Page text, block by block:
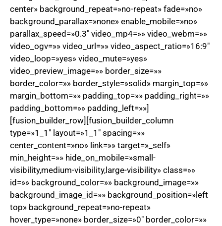
center» background_repeat=»no-repeat» fade=»no»
background_parallax=»none» enable_mobile=»no»
parallax_speed=»0.3″ video_mp4=»» video_webm=»»
video_ogv=»» video_url=»» video_aspect_ratio=»16:9″
video_loop=»yes» video_mute=»yes»
video_preview_image=»» border_size=»»
border_color=»» border_style=»solid» margin_top=»»
margin_bottom=»» padding_top=»» padding_right=»»
padding_bottom=»» padding_left=»»]
[fusion_builder_row][fusion_builder_column
type=»1_1″ layout=»1_1″ spacing=»»
center_content=»no» link=»» target=»_self»
min_height=»» hide_on_mobile=»small-
visibility,medium-visibility,large-visibility» class=»»
id=»» background_color=»» background_image=»»
background_image_id=»» background_position=»left
top» background_repeat=»no-repeat»
hover_type=»none» border_size=»0″ border_color=»»